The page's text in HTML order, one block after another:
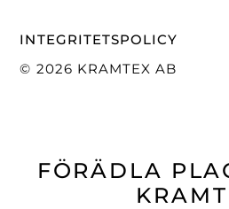
INTEGRITETSPOLICY
© 2026 KRAMTEX AB
FÖRÄDLA